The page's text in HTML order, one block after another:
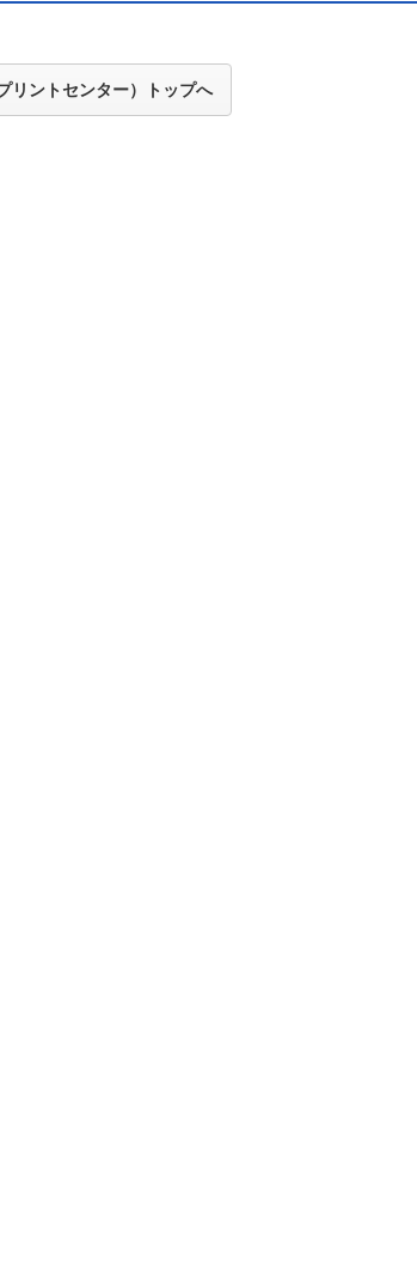
リントセンター）トップへ